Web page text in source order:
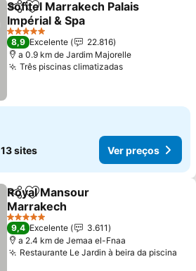
PartilharAdicionar aos favoritos
Sofitel Marrakech Palais
Impérial & Spa
5 Estrelas
8,9 Excelente
22.816
a 0.9 km de Jardim Majorelle
Três piscinas climatizadas
13 sites Ver preços
PartilharAdicionar aos favoritos
Royal Mansour
Marrakech
5 Estrelas
9,4 Excelente
3.611
a 2.4 km de Jemaa el-Fnaa
Restaurante Le Jardin à beira da piscina